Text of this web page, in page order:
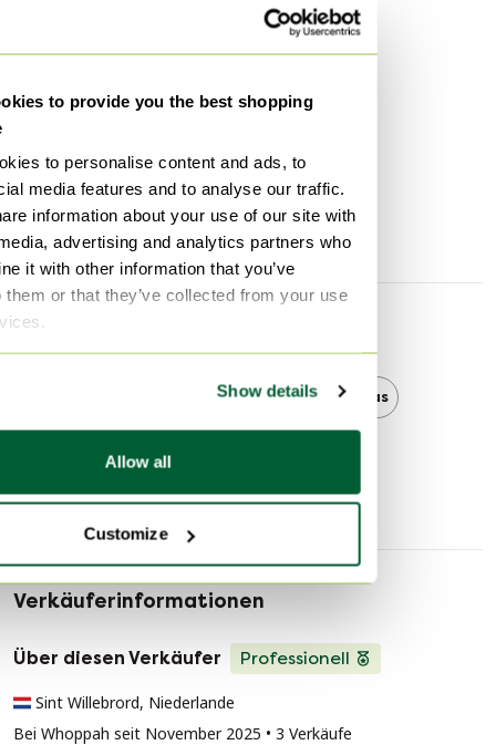
to provide you the best shopping
to personalise content and ads, to
media features and to analyse our traffic.
information about your use of our site with
advertising and analytics partners who
it with other information that you’ve
them or that they’ve collected from your use
Show details
Allow all
Customize
Metallbeine - Verstellbare Sitztiefe: 62 cm (aktiv) – 68
cm (Lounge) - Inklusive Zierkissen - Armlehne: 55 cm
ebenfalls als Ausstellungsstücke erhältlich. Bei
Leder
Anzahl der Artikel
1
Marke
Koinor
Breite
252 cm
Tiefe
80 cm
Sitzhöhe
42 cm
Koinor 3-5 Sitzer Sofas
Verkäuferinformationen
Über diesen Verkäufer Professionell
Sint Willebrord, Niederlande
Bei Whoppah seit November 2025 • 3 Verkäufe